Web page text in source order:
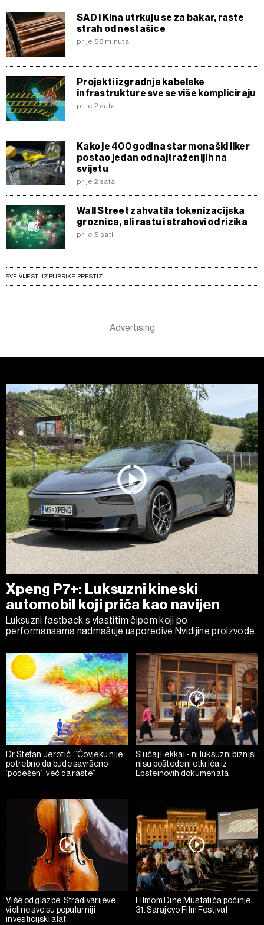
SAD i Kina utrkuju se za bakar, raste
strah od nestašice
prije 58 minuta
Projekti izgradnje kabelske
infrastrukture sve se više kompliciraju
prije 2 sata
Kako je 400 godina star monaški liker
postao jedan od najtraženijih na
svijetu
prije 2 sata
Wall Street zahvatila tokenizacijska
groznica, ali rastu i strahovi od rizika
prije 5 sati
SVE VIJESTI IZ RUBRIKE PRESTIŽ
Xpeng P7+: Luksuzni kineski
automobil koji priča kao navijen
Luksuzni fastback s vlastitim čipom koji po
performansama nadmašuje usporedive Nvidijine proizvode.
Dr Stefan Jerotić: “Čovjeku nije
potrebno da bude savršeno
‘podešen’, već da raste”
Slučaj Fekkai - ni luksuzni biznisi
nisu pošteđeni otkrića iz
Epsteinovih dokumenata
Više od glazbe: Stradivarijeve
violine sve su popularniji
investicijski alat
Filmom Dine Mustafića počinje
31. Sarajevo Film Festival